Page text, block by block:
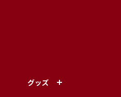
グッズ